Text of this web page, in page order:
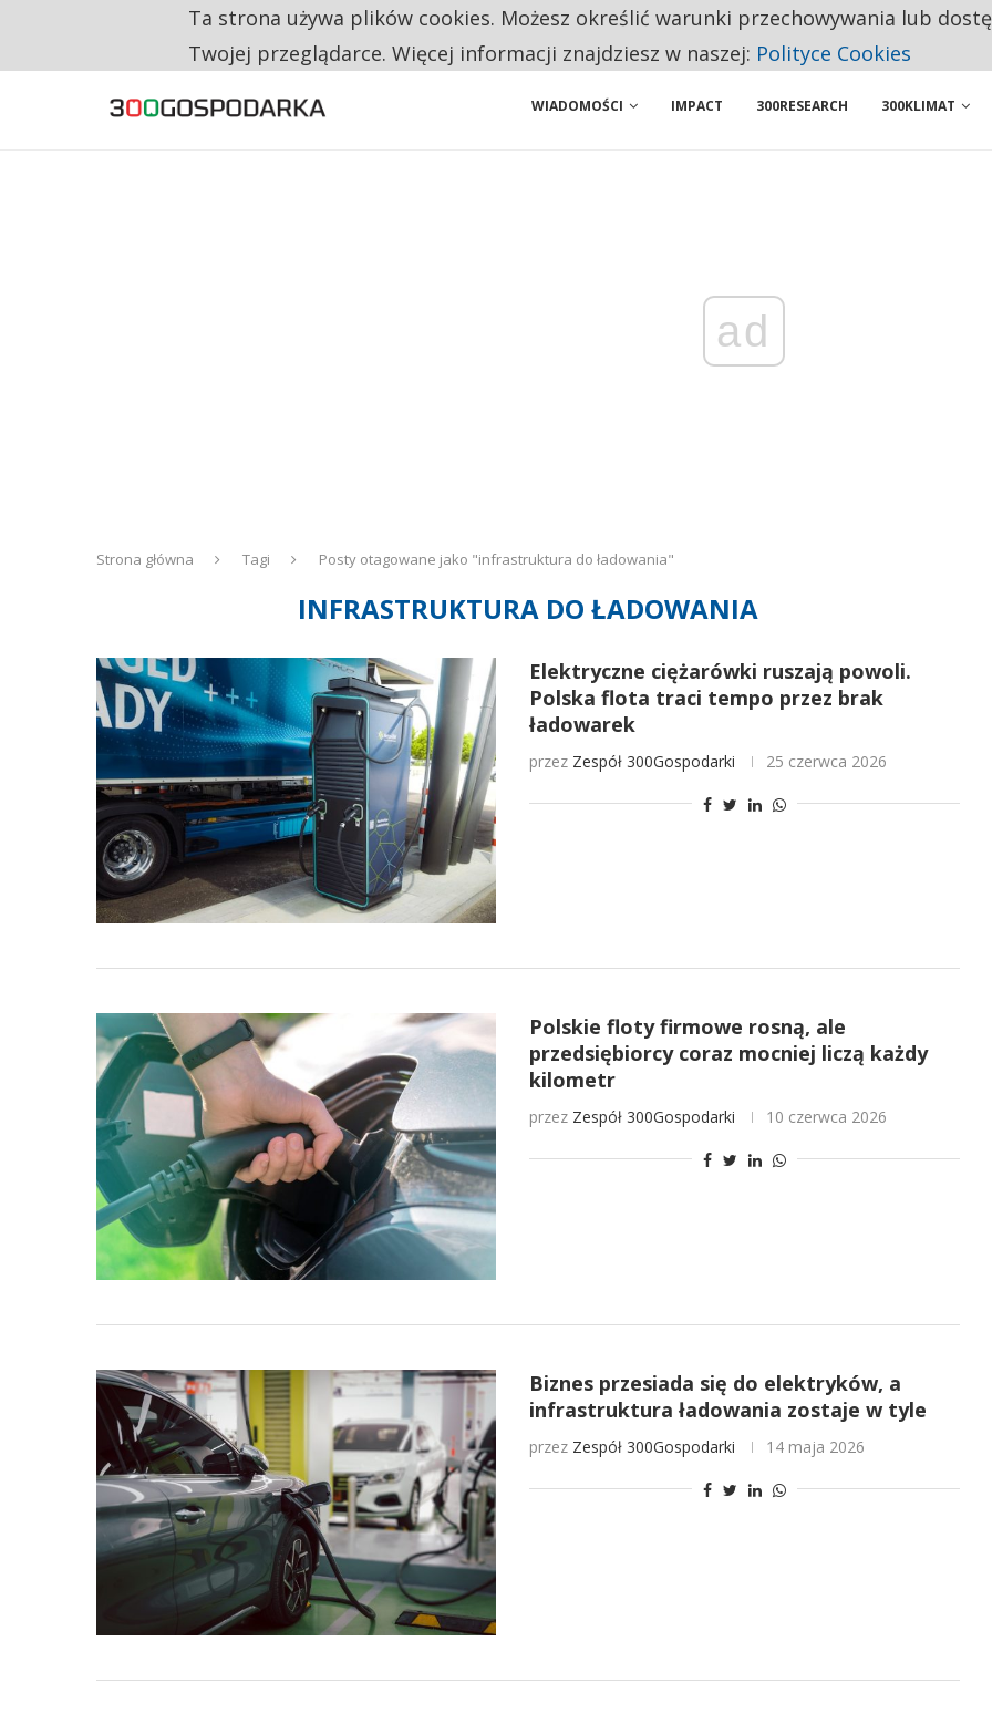
CO TRZECIĄ ZŁOTÓWKĘ Z EMERYTURY SENIORZY PRZEZNACZAJĄ NA PODSTAWOWE ZAKUPY
WIADOMOŚCI IMPACT 300RESEARCH 300KLIMAT
ad
Strona główna Tagi Posty otagowane jako "infrastruktura do ładowania"
INFRASTRUKTURA DO ŁADOWANIA
Elektryczne ciężarówki ruszają powoli.
Polska flota traci tempo przez brak
ładowarek
przez Zespół 300Gospodarki 25 czerwca 2026
Polskie floty firmowe rosną, ale
przedsiębiorcy coraz mocniej liczą każdy
kilometr
przez Zespół 300Gospodarki 10 czerwca 2026
Biznes przesiada się do elektryków, a
infrastruktura ładowania zostaje w tyle
przez Zespół 300Gospodarki 14 maja 2026
Ta strona używa plików cookies. Możesz określić warunki przechowywania lub
Twojej przeglądarce. Więcej informacji znajdziesz w naszej: Polityce Cookies